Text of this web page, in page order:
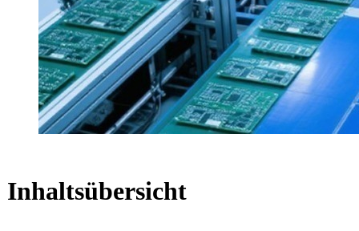
Inhaltsübersicht